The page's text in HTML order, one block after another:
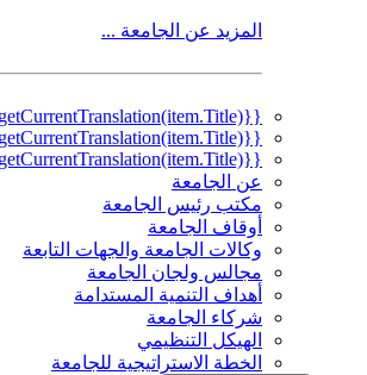
المزيد عن الجامعة ...
{{mmc.getCurrentTranslation(item.Title)}}
{{mmc.getCurrentTranslation(item.Title)}}
{{mmc.getCurrentTranslation(item.Title)}}
عن الجامعة
مكتب رئيس الجامعة
أوقاف الجامعة
وكالات الجامعة والجهات التابعة
مجالس ولجان الجامعة
أهداف التنمية المستدامة
شركاء الجامعة
الهيكل التنظيمي
الخطة الاستراتيجية للجامعة